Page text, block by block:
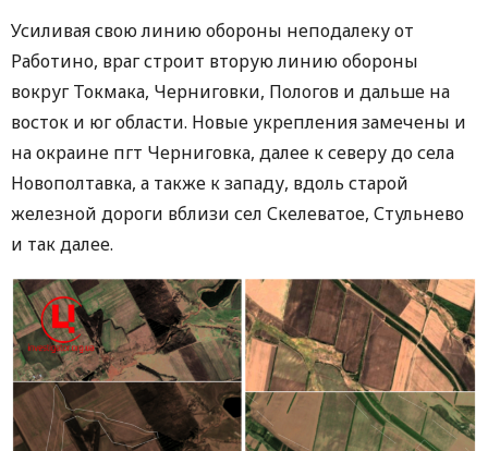
Усиливая свою линию обороны неподалеку от
Работино, враг строит вторую линию обороны
вокруг Токмака, Черниговки, Пологов и дальше на
восток и юг области. Новые укрепления замечены и
на окраине пгт Черниговка, далее к северу до села
Новополтавка, а также к западу, вдоль старой
железной дороги вблизи сел Скелеватое, Стульнево
и так далее.